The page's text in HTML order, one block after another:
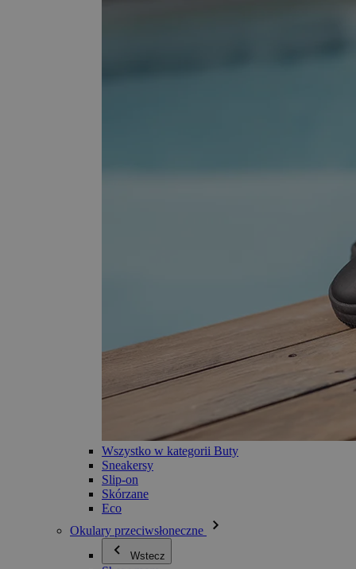
Wszystko w kategorii Buty
Sneakersy
Slip-on
Skórzane
Eco
Okulary przeciwsłoneczne
Wstecz